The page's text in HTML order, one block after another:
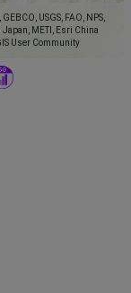
USGS, FAO, NPS,
Japan, METI, Esri China
User Community